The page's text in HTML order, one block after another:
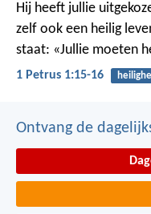
Hij heeft jullie
zelf ook een heilig
staat: «Jullie moeten
1 Petrus 1:15-16
Ontvang de